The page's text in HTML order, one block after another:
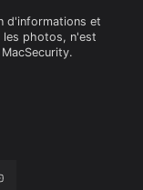
d'informations et
les photos, n'est